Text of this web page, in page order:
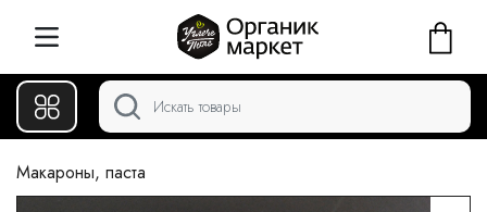
Макароны, паста